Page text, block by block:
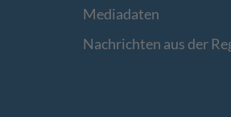
Mediadaten
Nachrichten aus der